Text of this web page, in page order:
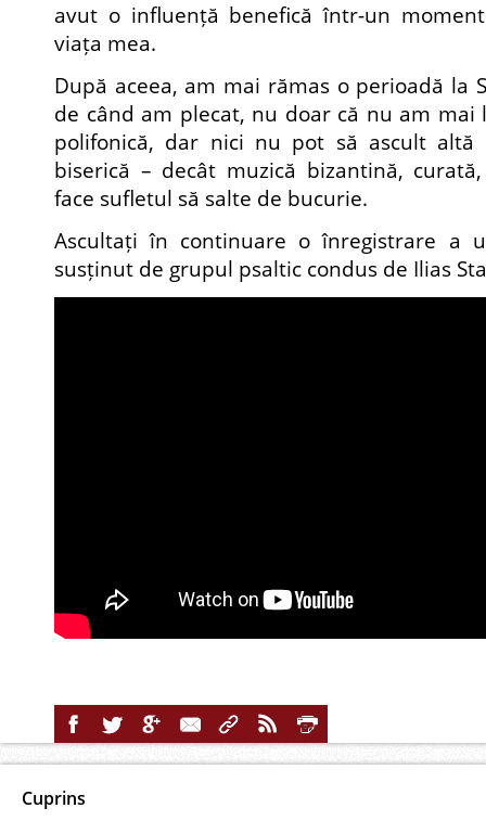
avut o influență benefică într-un
viața mea.
După aceea, am mai rămas o perioadă la
de când am plecat, nu doar că nu am mai
polifonică, dar nici nu pot să ascult
biserică – decât muzică bizantină,
face sufletul să salte de bucurie.
Ascultați în continuare o înregistrare a
susținut de grupul psaltic condus de Ilias
Cuprins